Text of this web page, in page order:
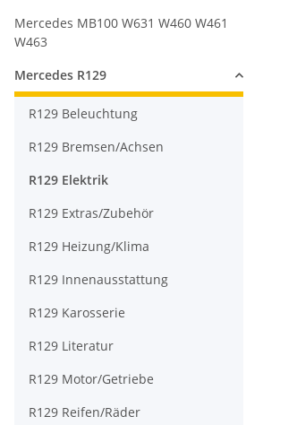
Mercedes MB100 W631 W460 W461
W463
Mercedes R129
R129 Beleuchtung
R129 Bremsen/Achsen
R129 Elektrik
R129 Extras/Zubehör
R129 Heizung/Klima
R129 Innenausstattung
R129 Karosserie
R129 Literatur
R129 Motor/Getriebe
R129 Reifen/Räder